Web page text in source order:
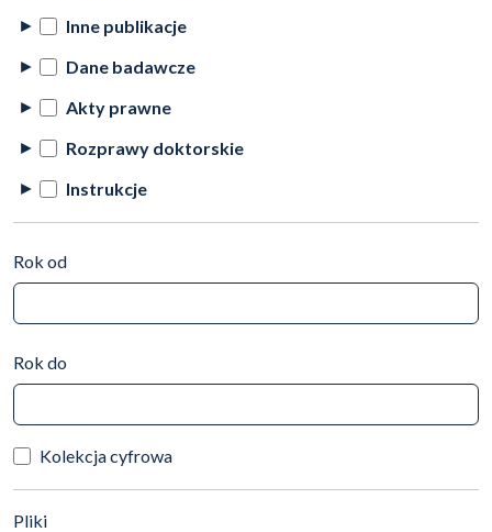
Inne publikacje
Dane badawcze
Akty prawne
Rozprawy doktorskie
Instrukcje
Rok od
Rok do
Kolekcja cyfrowa
Pliki(automatyczne przeładowanie treści)